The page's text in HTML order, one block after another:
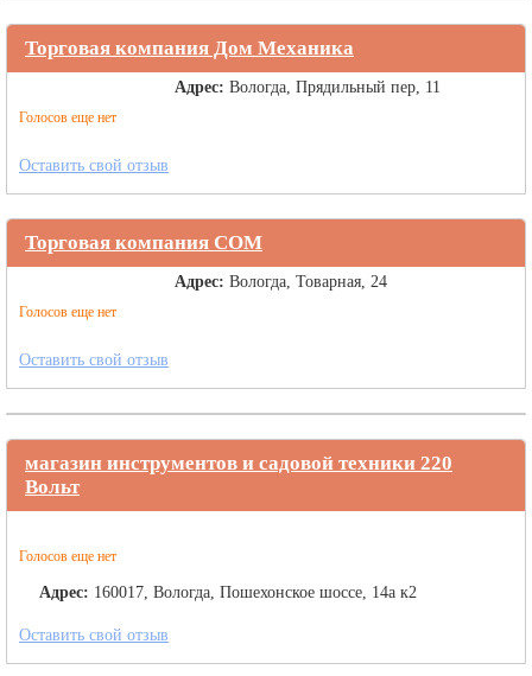
Торговая компания Дом Механика
Голосов еще нет
Адрес: Вологда, Прядильный пер, 11
Оставить свой отзыв
Торговая компания СОМ
Голосов еще нет
Адрес: Вологда, Товарная, 24
Оставить свой отзыв
магазин инструментов и садовой техники 220
Вольт
Голосов еще нет
Адрес: 160017, Вологда, Пошехонское шоссе, 14а к2
Оставить свой отзыв